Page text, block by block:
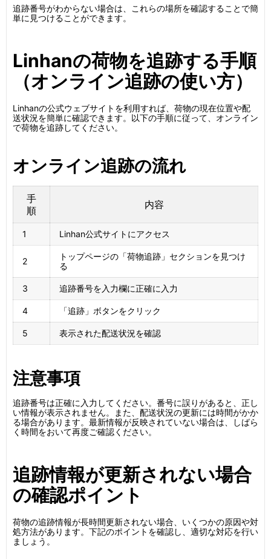
追跡番号がわからない場合は、これらの場所を確認することで簡
単に見つけることができます。
Linhanの荷物を追跡する手順
（オンライン追跡の使い方）
Linhanの公式ウェブサイトを利用すれば、荷物の現在位置や配
送状況を簡単に確認できます。以下の手順に従って、オンライン
で荷物を追跡してください。
オンライン追跡の流れ
手
順
内容
1 Linhan公式サイトにアクセス
2
トップページの「荷物追跡」セクションを見つけ
る
3 追跡番号を入力欄に正確に入力
4 「追跡」ボタンをクリック
5 表示された配送状況を確認
注意事項
追跡番号は正確に入力してください。番号に誤りがあると、正し
い情報が表示されません。また、配送状況の更新には時間がかか
る場合があります。最新情報が反映されていない場合は、しばら
く時間をおいて再度ご確認ください。
追跡情報が更新されない場合
の確認ポイント
荷物の追跡情報が長時間更新されない場合、いくつかの原因や対
処方法があります。下記のポイントを確認し、適切な対応を行い
ましょう。